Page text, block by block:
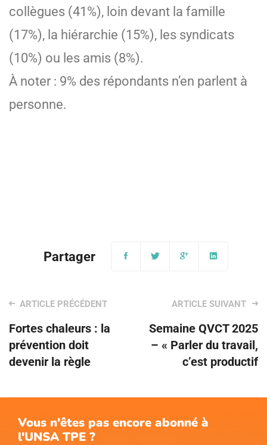
collègues (41%), loin devant la famille
(17%), la hiérarchie (15%), les syndicats
(10%) ou les amis (8%).
À noter : 9% des répondants n’en parlent à
personne.
Vous n'êtes pas encore abonné à
l'UNSA TPE ?
Post
navigation
Fortes chaleurs : la
prévention doit
devenir la règle
Semaine QVCT 2025
– « Parler du travail,
c’est productif